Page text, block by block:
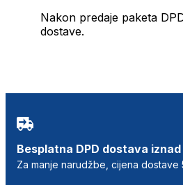
Nakon predaje paketa
dostave.
Besplatna DPD dostava
Za manje narudžbe, cijena dostave